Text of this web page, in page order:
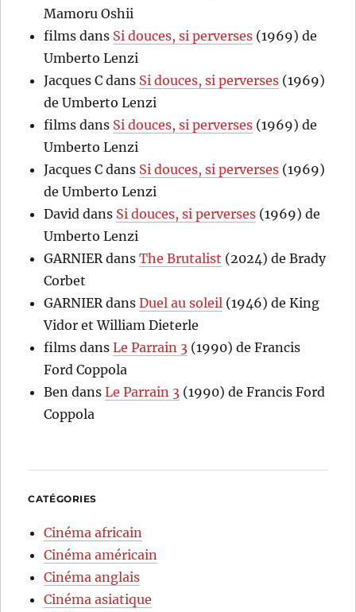
Mamoru Oshii
films dans Si douces, si perverses (1969) de
Umberto Lenzi
Jacques C dans Si douces, si perverses (1969)
de Umberto Lenzi
films dans Si douces, si perverses (1969) de
Umberto Lenzi
Jacques C dans Si douces, si perverses (1969)
de Umberto Lenzi
David dans Si douces, si perverses (1969) de
Umberto Lenzi
GARNIER dansThe Brutalist (2024) de Brady
Corbet
GARNIER dansDuel au soleil (1946) de King
Vidor et William Dieterle
films dansLe Parrain 3 (1990) de Francis
Ford Coppola
Ben dansLe Parrain 3 (1990) de Francis Ford
Coppola
CATÉGORIES
Cinéma africain
Cinéma américain
Cinéma anglais
Cinéma asiatique